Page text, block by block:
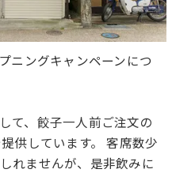
ニングキャンペーンにつ
て、餃子一人前ご注文の
供しています。 客席数少
れませんが、是非飲みに